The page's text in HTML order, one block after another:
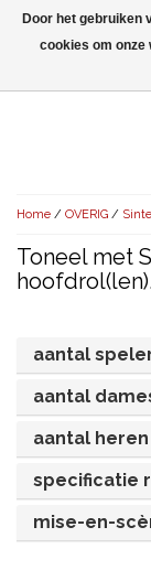
Menu
KORT (-30')
OVERIG (30'-75')
KORT (-30')
OVERIG (30'-
UITGELICHT!
KORT (-30')
OVERIG (30'-75')
UITGELICHT!
JUBILEUMSTUK
MUSICAL
OVERIG
KERSTTONEEL
RECHTEN
Home / OVERIG /
Toneel met
aantal
aantal
aantal heren
specificatie
mise-en-
Door het gebruiken
cookies om onze